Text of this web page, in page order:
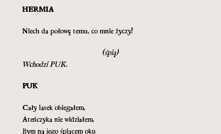
HERMIA
Niech da połowę temu, co mnie życzy!
(śpią)
Wchodzi PUK.
PUK
Cały lasek obiegałem,
Ateńczyka nie widziałem,
Bym na jego śpiącem oku